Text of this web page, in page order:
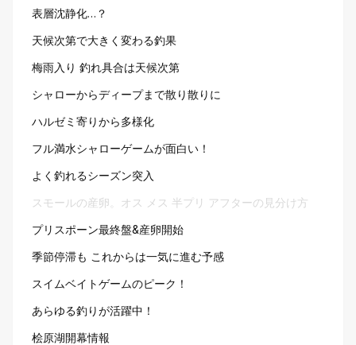
表層沈静化…？
天候次第で大きく変わる釣果
梅雨入り 釣れ具合は天候次第
シャローからディープまで散り散りに
ハルゼミ寄りから多様化
フル満水シャローゲームが面白い！
よく釣れるシーズン突入
スモールの産卵。オス メス 半プリ アフターの見分け方
プリスポーン最終盤&産卵開始
季節停滞も これからは一気に進む予感
スイムベイトゲームのピーク！
あらゆる釣りが活躍中！
桧原湖開幕情報